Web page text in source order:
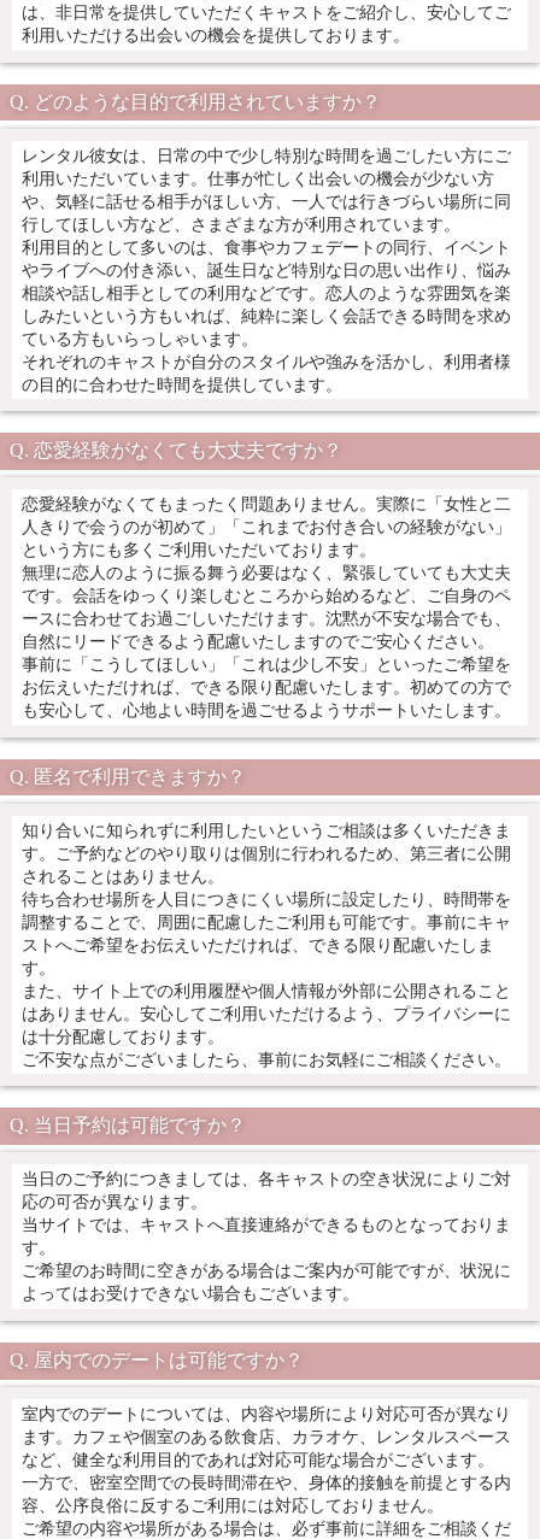
は、非日常を提供していただくキャストをご紹介し、安心してご
利用いただける出会いの機会を提供しております。
どのような目的で利用されていますか？
レンタル彼女は、日常の中で少し特別な時間を過ごしたい方にご
利用いただいています。仕事が忙しく出会いの機会が少ない方
や、気軽に話せる相手がほしい方、一人では行きづらい場所に同
行してほしい方など、さまざまな方が利用されています。
利用目的として多いのは、食事やカフェデートの同行、イベント
やライブへの付き添い、誕生日など特別な日の思い出作り、悩み
相談や話し相手としての利用などです。恋人のような雰囲気を楽
しみたいという方もいれば、純粋に楽しく会話できる時間を求め
ている方もいらっしゃいます。
それぞれのキャストが自分のスタイルや強みを活かし、利用者様
の目的に合わせた時間を提供しています。
恋愛経験がなくても大丈夫ですか？
恋愛経験がなくてもまったく問題ありません。実際に「女性と二
人きりで会うのが初めて」「これまでお付き合いの経験がない」
という方にも多くご利用いただいております。
無理に恋人のように振る舞う必要はなく、緊張していても大丈夫
です。会話をゆっくり楽しむところから始めるなど、ご自身のペ
ースに合わせてお過ごしいただけます。沈黙が不安な場合でも、
自然にリードできるよう配慮いたしますのでご安心ください。
事前に「こうしてほしい」「これは少し不安」といったご希望を
お伝えいただければ、できる限り配慮いたします。初めての方で
も安心して、心地よい時間を過ごせるようサポートいたします。
匿名で利用できますか？
知り合いに知られずに利用したいというご相談は多くいただきま
す。ご予約などのやり取りは個別に行われるため、第三者に公開
されることはありません。
待ち合わせ場所を人目につきにくい場所に設定したり、時間帯を
調整することで、周囲に配慮したご利用も可能です。事前にキャ
ストへご希望をお伝えいただければ、できる限り配慮いたしま
す。
また、サイト上での利用履歴や個人情報が外部に公開されること
はありません。安心してご利用いただけるよう、プライバシーに
は十分配慮しております。
ご不安な点がございましたら、事前にお気軽にご相談ください。
当日予約は可能ですか？
当日のご予約につきましては、各キャストの空き状況によりご対
応の可否が異なります。
当サイトでは、キャストへ直接連絡ができるものとなっておりま
す。
ご希望のお時間に空きがある場合はご案内が可能ですが、状況に
よってはお受けできない場合もございます。
屋内でのデートは可能ですか？
室内でのデートについては、内容や場所により対応可否が異なり
ます。カフェや個室のある飲食店、カラオケ、レンタルスペース
など、健全な利用目的であれば対応可能な場合がございます。
一方で、密室空間での長時間滞在や、身体的接触を前提とする内
容、公序良俗に反するご利用には対応しておりません。
ご希望の内容や場所がある場合は、必ず事前に詳細をご相談くだ